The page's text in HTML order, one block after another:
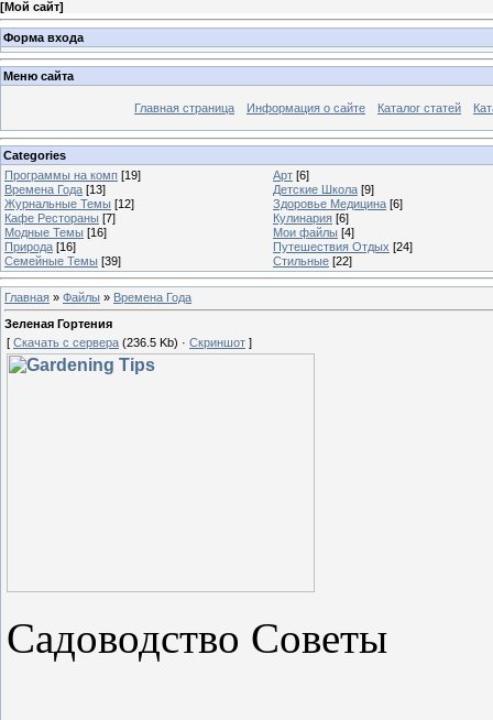
[Мой сайт]
Форма входа
Меню сайта
Главная страница Информация о сайте Каталог статей
Categories
Программы на комп [19] Арт [6]
Времена Года [13] Детские Школа [9]
Журнальные Темы [12] Здоровье Медицина [6]
Кафе Рестораны [7] Кулинария [6]
Модные Темы [16] Мои файлы [4]
Природа [16] Путешествия Отдых [24]
Семейные Темы [39] Стильные [22]
Главная » Файлы » Времена Года
Зеленая Гортения
[ Скачать с сервера (236.5 Kb) · Скриншот ]
Садоводство Советы